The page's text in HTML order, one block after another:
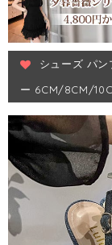
シューズ パ
ー 6CM/8CM/